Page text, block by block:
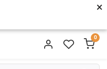
×
0